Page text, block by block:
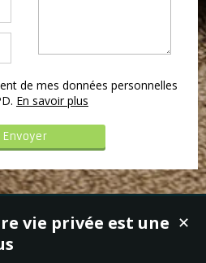
de mes données personnelles
En savoir plus
✕
vie privée est une